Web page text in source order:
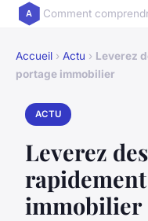
Comment
Accueil › Actu › Leverez
portage immobilier
ACTU
Leverez
immobilier